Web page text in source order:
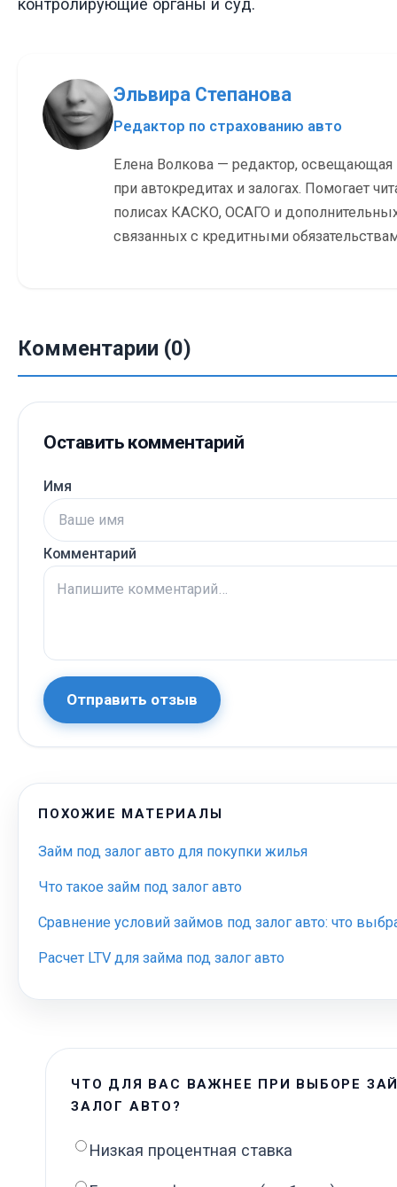
контролирующие органы и суд.
Эльвира Степанова
Редактор по страхованию авто
Елена Волкова — редактор, освещающая
при автокредитах и залогах. Помогает
полисах КАСКО, ОСАГО и
связанных с кредитными
Комментарии (0)
Оставить комментарий
Имя
Комментарий
Отправить отзыв
ПОХОЖИЕ МАТЕРИАЛЫ
Займ под залог авто для покупки жилья
Что такое займ под залог авто
Сравнение условий займов под залог авто: что
Расчет LTV для займа под залог авто
ЧТО ДЛЯ ВАС ВАЖНЕЕ ПРИ ВЫБОРЕ
ЗАЛОГ АВТО?
Низкая процентная ставка